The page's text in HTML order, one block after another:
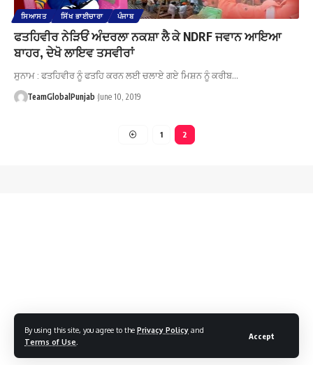
By using this site, you agree to the Privacy Policy and
Terms of Use
Accept
ਸਿਆਸਤ ਸਿੱਖ ਭਾਈਚਾਰਾ ਪੰਜਾਬ
ਫਤਹਿਵੀਰ ਨੇੜਿਓਂ ਅੰਦਰਲਾ ਨਕਸ਼ਾ ਲੈ ਕੇ NDRF ਜਵਾਨ ਆਇਆ
ਬਾਹਰ, ਦੇਖੋ ਲਾਇਵ ਤਸਵੀਰਾਂ
ਸੁਨਾਮ : ਫਤਹਿਵੀਰ ਨੂੰ ਫਤਹਿ ਕਰਨ ਲਈ ਚਲਾਏ ਗਏ ਮਿਸ਼ਨ ਨੂੰ ਕਰੀਬ…
TeamGlobalPunjab June 10, 2019
1 2